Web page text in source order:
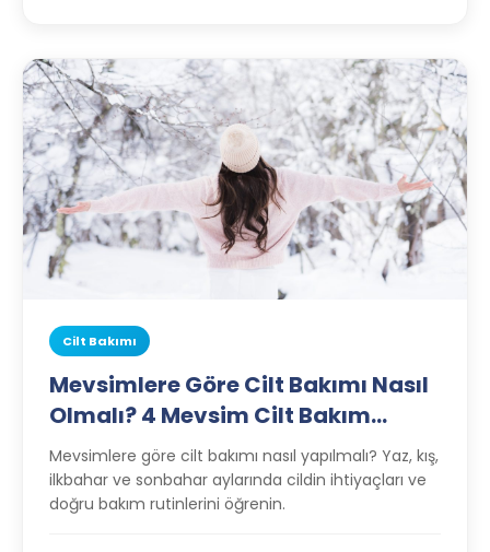
Cilt Bakımı
Mevsimlere Göre Cilt Bakımı Nasıl
Olmalı? 4 Mevsim Cilt Bakım
Rehberi
Mevsimlere göre cilt bakımı nasıl yapılmalı? Yaz, kış,
ilkbahar ve sonbahar aylarında cildin ihtiyaçları ve
doğru bakım rutinlerini öğrenin.